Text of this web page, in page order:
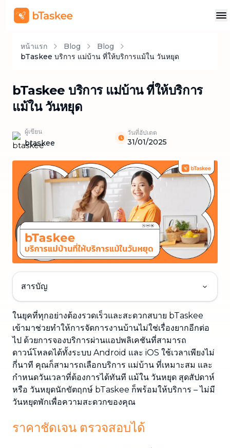
หน้าแรก Blog
Blog
bTaskee บริการ แม่บ้าน ที่ให้บริการแม้ใน วันหยุด
bTaskee บริการ แม่บ้าน ที่ให้บริการ
แม้ใน วันหยุด
ผู้เขียน
btaskee
วันที่อัปเดต
31/01/2025
สารบัญ
ในยุคที่ทุกอย่างต้องรวดเร็วและสะดวกสบาย bTaskee
เข้ามาช่วยทำให้การจัดการงานบ้านไม่ใช่เรื่องยากอีกต่อ
ไป ด้วยการจองบริการผ่านแอปพลิเคชันที่สามารถ
ดาวน์โหลดได้ทั้งระบบ Android และ iOS ใช้เวลาเพียงไม่
กี่นาที คุณก็สามารถเลือกบริการ แม่บ้าน ที่เหมาะสม และ
กำหนดวันเวลาที่ต้องการได้ทันที แม้ใน วันหยุด สุดสัปดาห์
หรือ วันหยุดนักขัตฤกษ์ bTaskee ก็พร้อมให้บริการ – ไม่มี
วันหยุดพักเพื่อความสะดวกของคุณ
ราคาชัดเจน ตรวจสอบได้